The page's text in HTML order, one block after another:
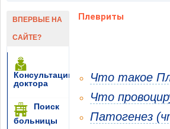
ВПЕРВЫЕ НА
САЙТЕ?
Консультации
доктора
Поиск
больницы
Плевриты
Что такое
Что
Патогенез